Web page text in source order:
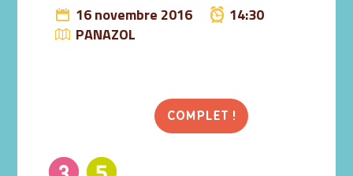
16 novembre 2016
14:30
PANAZOL
COMPLET !